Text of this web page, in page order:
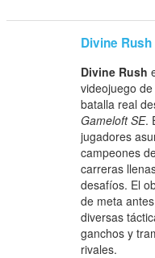
Divine Rush
Divine Rush
videojuego
batalla real
Gameloft SE.
jugadores
campeones
carreras
desafíos. El
de meta
diversas
ganchos y
rivales.